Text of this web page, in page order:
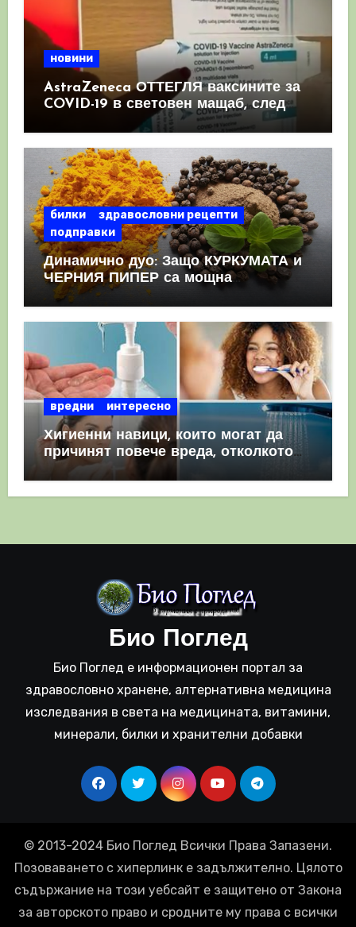
новини
AstraZeneca ОТТЕГЛЯ ваксините за
COVID-19 в световен мащаб, след
като призна, че те причиняват
КРЪВНИ съсиреци
билки
здравословни рецепти
подправки
Динамично дуо: Защо КУРКУМАТА и
ЧЕРНИЯ ПИПЕР са мощна
комбинация
вредни интересно
Хигиенни навици, които могат да
причинят повече вреда, отколкото
полза
Био Поглед
Био Поглед е информационен портал за
здравословно хранене, алтернативна медицина
изследвания в света на медицината, витамини,
минерали, билки и хранителни добавки
© 2013-2024 Био Поглед Всички Права Запазени.
Позоваването с хиперлинк е задължително. Цялото
съдържание на този уебсайт е защитено от Закона
за авторското право и сродните му права с всички